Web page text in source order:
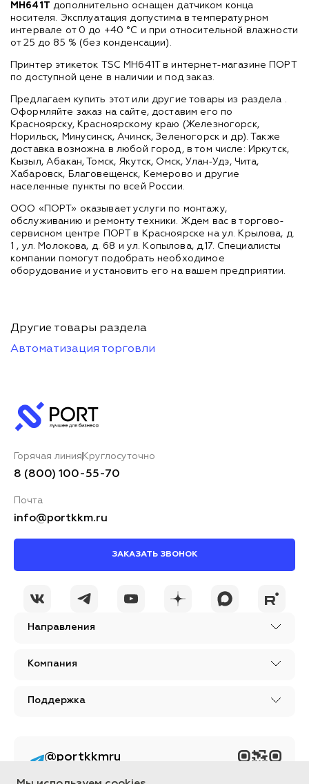
MH641T дополнительно оснащен датчиком конца
носителя. Эксплуатация допустима в температурном
интервале от 0 до +40 °C и при относительной влажности
от 25 до 85 % (без конденсации).
Принтер этикеток TSC MH641T в интернет-магазине ПОРТ
по доступной цене в наличии и под заказ.
Предлагаем купить этот или другие товары из раздела .
Оформляйте заказ на сайте, доставим его по
Красноярску, Красноярскому краю (Железногорск,
Норильск, Минусинск, Ачинск, Зеленогорск и др). Также
доставка возможна в любой город, в том числе: Иркутск,
Кызыл, Абакан, Томск, Якутск, Омск, Улан-Удэ, Чита,
Хабаровск, Благовещенск, Кемерово и другие
населенные пункты по всей России.
ООО «ПОРТ» оказывает услуги по монтажу,
обслуживанию и ремонту техники. Ждем вас в торгово-
сервисном центре ПОРТ в Красноярске на ул. Крылова, д.
1 , ул. Молокова, д. 68 и ул. Копылова, д.17. Специалисты
компании помогут подобрать необходимое
оборудование и установить его на вашем предприятии.
Другие товары раздела
Автоматизация торговли
Направления
Компания
Поддержка
Горячая линия Круглосуточно
8 (800) 100-55-70
Почта
info@portkkm.ru
ЗАКАЗАТЬ ЗВОНОК
@portkkmru